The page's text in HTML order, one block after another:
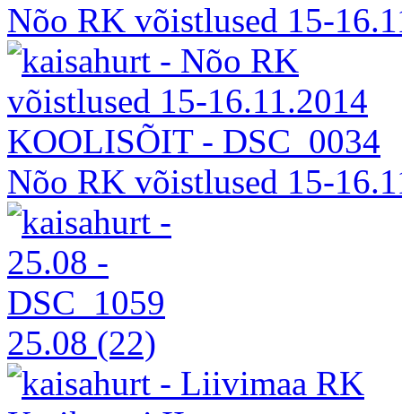
Nõo RK võistlused 15-
Nõo RK võistlused 15-
25.08 (22)